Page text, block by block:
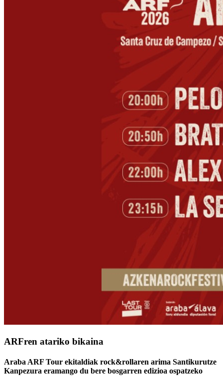
ARFren atariko bikaina
Araba ARF Tour ekitaldiak rock&rollaren arima Santikurutze
Kanpezura eramango du bere bosgarren edizioa ospatzeko